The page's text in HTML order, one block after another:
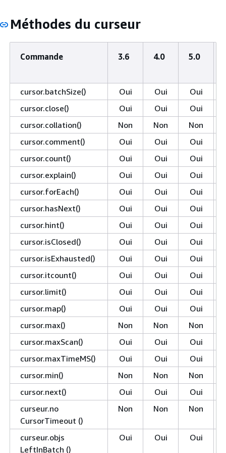
Méthodes du curseur
Commande 3.6 4.0 5.0
cursor.batchSize() Oui Oui Oui
cursor.close()
Oui Oui Oui
cursor.collation()
Non Non Non
cursor.comment()
Oui Oui Oui
cursor.count()
Oui Oui Oui
cursor.explain()
Oui Oui Oui
cursor.forEach()
Oui Oui Oui
cursor.hasNext()
Oui Oui Oui
cursor.hint()
Oui Oui Oui
cursor.isClosed()
Oui Oui Oui
cursor.isExhausted()
Oui Oui Oui
cursor.itcount()
Oui Oui Oui
cursor.limit()
Oui Oui Oui
cursor.map()
Oui Oui Oui
cursor.max()
Non Non Non
cursor.maxScan()
Oui Oui Oui
cursor.maxTimeMS()
Oui Oui Oui
cursor.min()
Non Non Non
cursor.next()
Oui Oui Oui
curseur.no
CursorTimeout ()
Non Non Non
curseur.objs
LeftInBatch ()
Oui Oui Oui